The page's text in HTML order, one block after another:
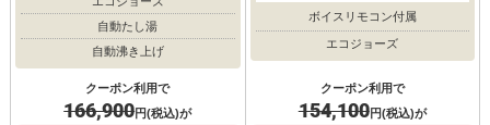
自動たし湯
自動沸き上げ
クーポン利用で
166,900円(税込)が
ボイスリモコン付属
エコジョーズ
クーポン利用で
154,100円(税込)が